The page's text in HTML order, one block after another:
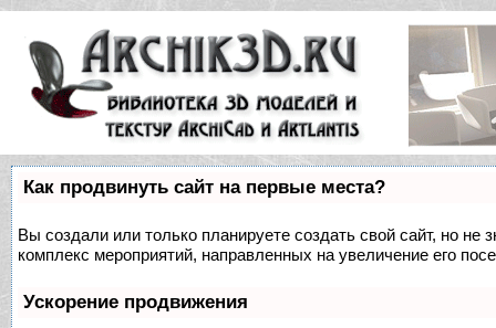
Как продвинуть сайт на первые места?
Вы создали или только планируете создать свой сайт, но не
комплекс мероприятий, направленных на увеличение его
Ускорение продвижения